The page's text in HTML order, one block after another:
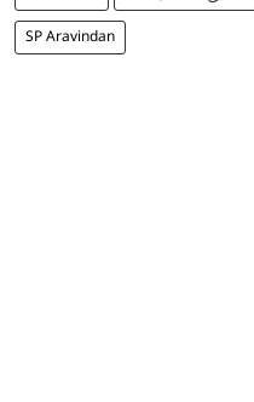
SP Aravindan